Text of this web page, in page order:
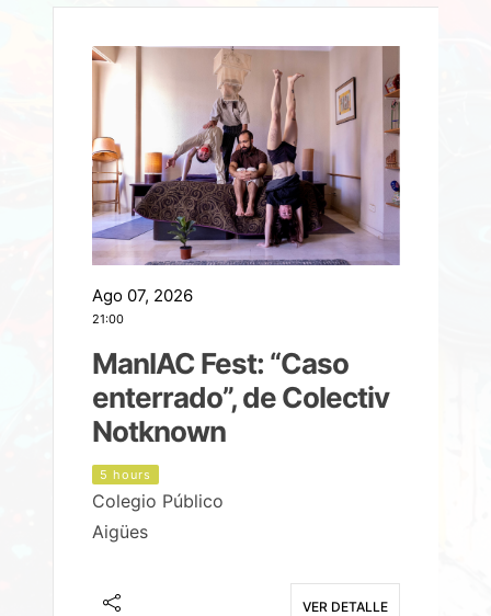
Ago 07, 2026
21:00
ManIAC Fest: “Caso
enterrado”, de Colectiv
Notknown
5 hours
Colegio Público
Aigües
VER DETALLE